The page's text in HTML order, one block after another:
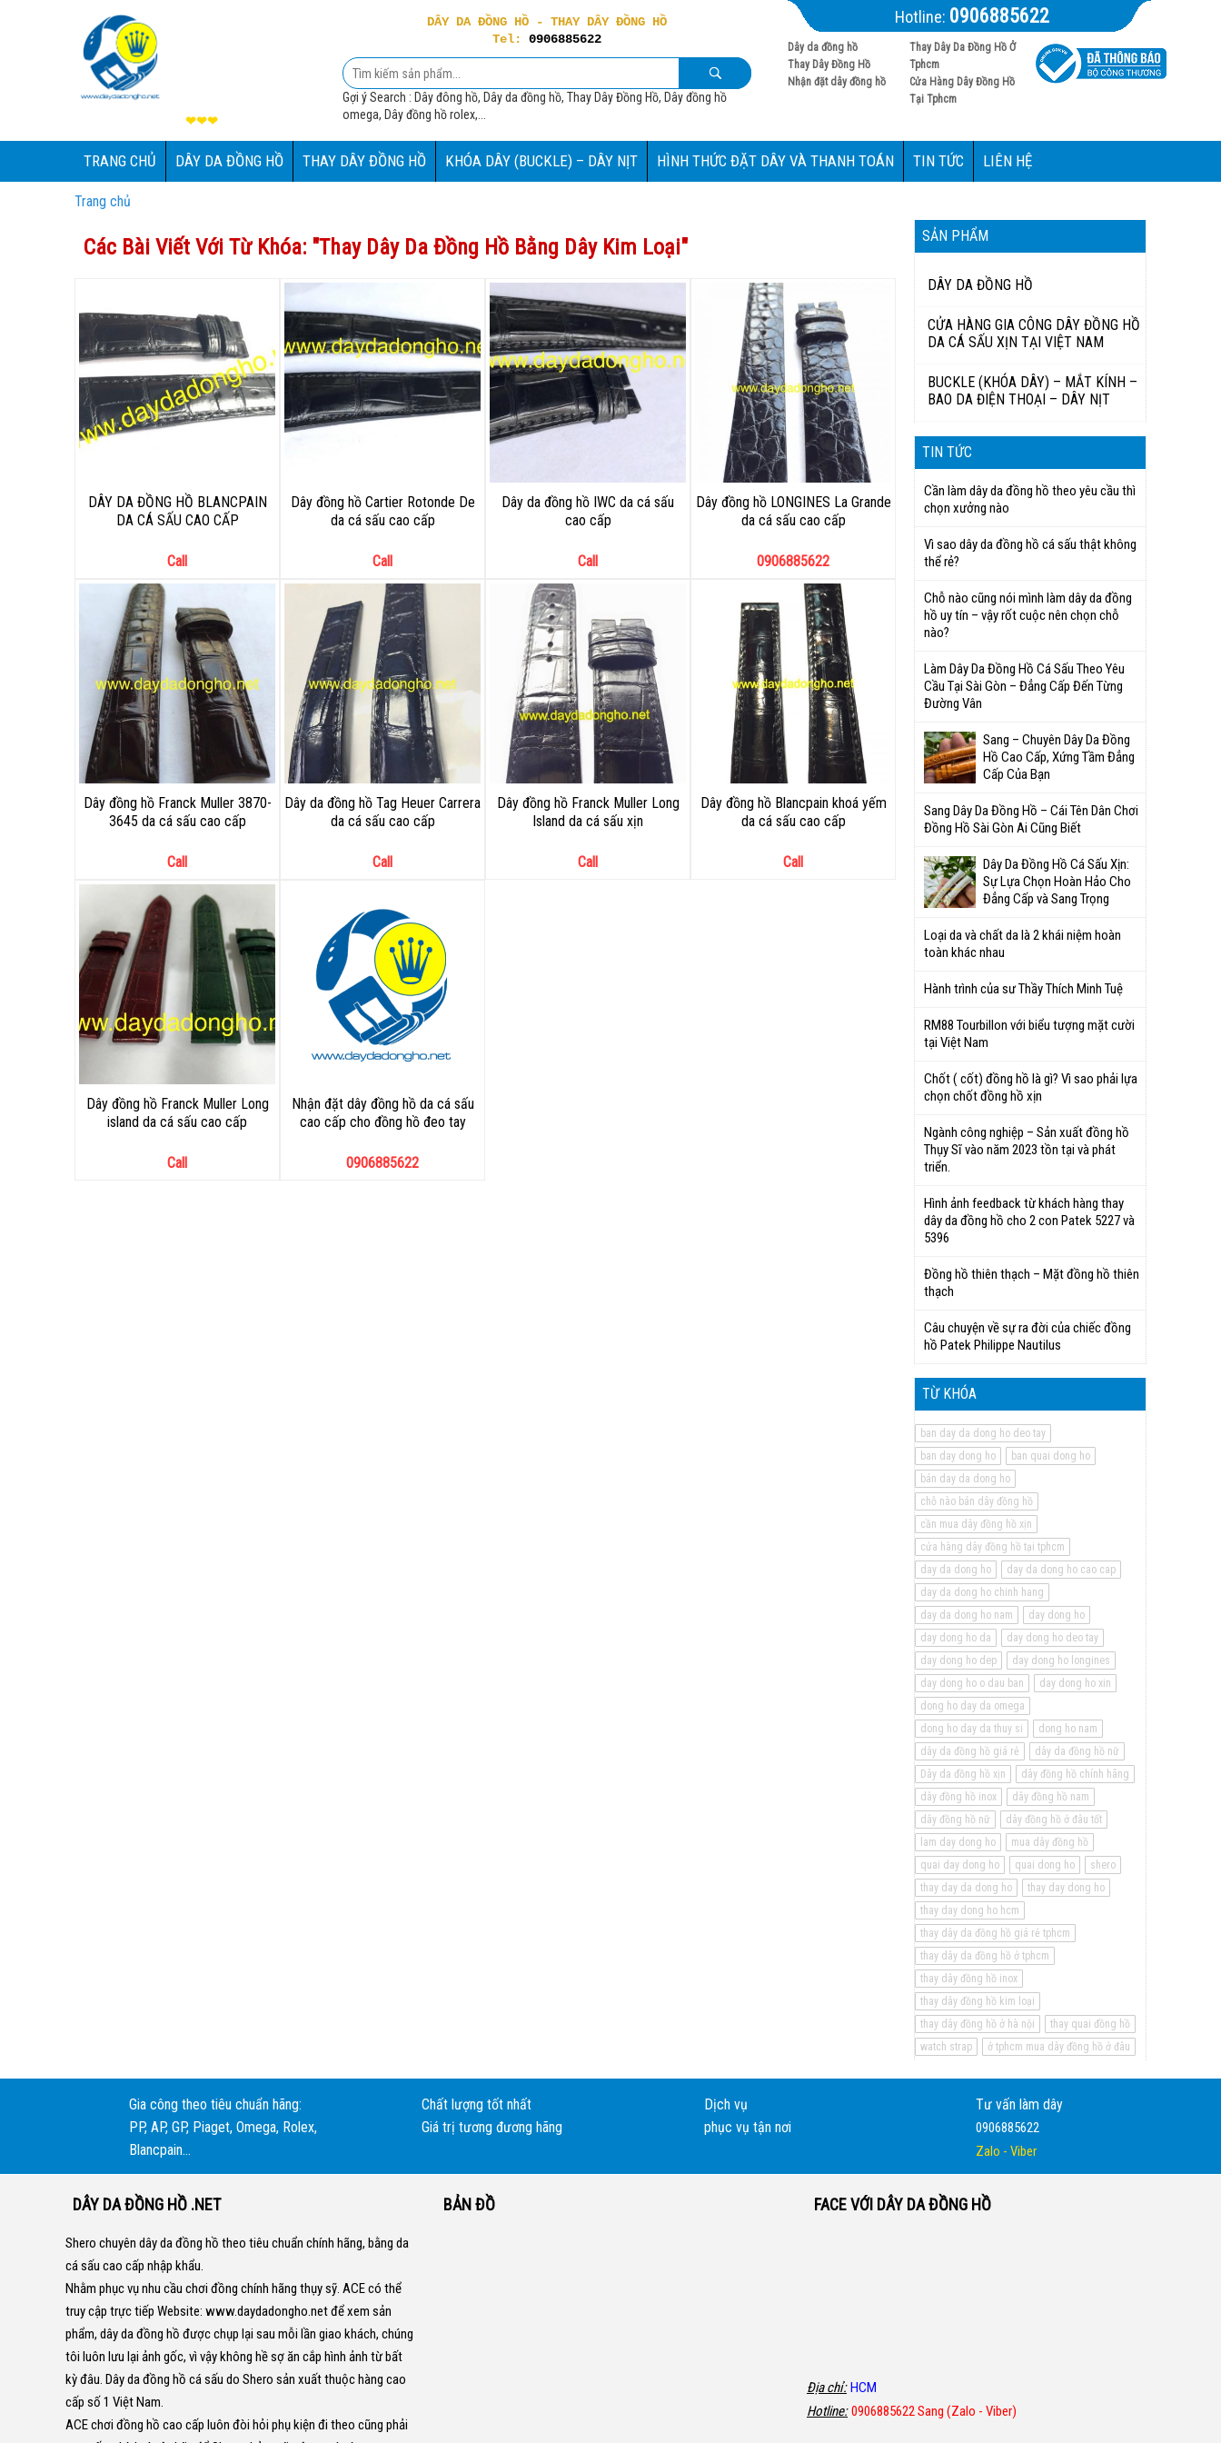
❤❤❤
DÂY DA ĐỒNG HỒ - THAY DÂY ĐỒNG HỒ
Tel: 0906885622
Gợi ý Search : Dây đông hồ, Dây da đồng hồ, Thay Dây Đồng Hồ, Dây đồng hồ
omega, Dây đồng hồ rolex,...
Hotline: 0906885622
Dây da đồng hồ
Thay Dây Đồng Hồ
Nhận đặt dây đồng hồ
Thay Dây Da Đồng Hồ Ở
Tphcm
Cửa Hàng Dây Đồng Hồ
Tại Tphcm
TRANG CHỦ DÂY DA ĐỒNG HỒ THAY DÂY ĐỒNG HỒ KHÓA DÂY (BUCKLE) – DÂY NỊT HÌNH THỨC ĐẶT DÂY VÀ THANH TOÁN TIN TỨC LIÊN HỆ
Trang chủ
Các Bài Viết Với Từ Khóa: "Thay Dây Da Đồng Hồ Bằng Dây Kim Loại"
DÂY DA ĐỒNG HỒ BLANCPAIN
DA CÁ SẤU CAO CẤP
Call
Dây đồng hồ Cartier Rotonde De
da cá sấu cao cấp
Call
Dây da đồng hồ IWC da cá sấu
cao cấp
Call
Dây đồng hồ LONGINES La Grande
da cá sấu cao cấp
0906885622
Dây đồng hồ Franck Muller 3870-
3645 da cá sấu cao cấp
Call
Dây da đồng hồ Tag Heuer Carrera
da cá sấu cao cấp
Call
Dây đồng hồ Franck Muller Long
Island da cá sấu xịn
Call
Dây đồng hồ Blancpain khoá yếm
da cá sấu cao cấp
Call
Dây đồng hồ Franck Muller Long
island da cá sấu cao cấp
Call
Nhận đặt dây đồng hồ da cá sấu
cao cấp cho đồng hồ đeo tay
0906885622
SẢN PHẨM
DÂY DA ĐỒNG HỒ
CỬA HÀNG GIA CÔNG DÂY ĐỒNG HỒ
DA CÁ SẤU XỊN TẠI VIỆT NAM
BUCKLE (KHÓA DÂY) – MẮT KÍNH –
BAO DA ĐIỆN THOẠI – DÂY NỊT
TIN TỨC
Cần làm dây da đồng hồ theo yêu cầu thì
chọn xưởng nào
Vì sao dây da đồng hồ cá sấu thật không
thể rẻ?
Chỗ nào cũng nói mình làm dây da đồng
hồ uy tín – vậy rốt cuộc nên chọn chỗ
nào?
Làm Dây Da Đồng Hồ Cá Sấu Theo Yêu
Cầu Tại Sài Gòn – Đẳng Cấp Đến Từng
Đường Vân
Sang – Chuyên Dây Da Đồng
Hồ Cao Cấp, Xứng Tầm Đẳng
Cấp Của Bạn
Sang Dây Da Đồng Hồ – Cái Tên Dân Chơi
Đồng Hồ Sài Gòn Ai Cũng Biết
Dây Da Đồng Hồ Cá Sấu Xịn:
Sự Lựa Chọn Hoàn Hảo Cho
Đẳng Cấp và Sang Trọng
Loại da và chất da là 2 khái niệm hoàn
toàn khác nhau
Hành trình của sư Thầy Thích Minh Tuệ
RM88 Tourbillon với biểu tượng mặt cười
tại Việt Nam
Chốt ( cốt) đồng hồ là gì? Vì sao phải lựa
chọn chốt đồng hồ xịn
Ngành công nghiệp – Sản xuất đồng hồ
Thụy Sĩ vào năm 2023 tồn tại và phát
triển.
Hình ảnh feedback từ khách hàng thay
dây da đồng hồ cho 2 con Patek 5227 và
5396
Đồng hồ thiên thạch – Mặt đồng hồ thiên
thạch
Câu chuyện về sự ra đời của chiếc đồng
hồ Patek Philippe Nautilus
TỪ KHÓA
ban day da dong ho deo tay
ban day dong ho
ban quai dong ho
bán day da dong ho
chỗ nào bán dây đồng hồ
cần mua dây đồng hồ xịn
cửa hàng dây đồng hồ tại tphcm
day da dong ho
day da dong ho cao cap
day da dong ho chinh hang
day da dong ho nam
day dong ho
day dong ho da
day dong ho deo tay
day dong ho dep
day dong ho longines
day dong ho o dau ban
day dong ho xin
dong ho day da omega
dong ho day da thuy si
dong ho nam
dây da đồng hồ giá rẻ
dây da đồng hồ nữ
Dây da đồng hồ xịn
dây đồng hồ chính hãng
dây đồng hồ inox
dây đồng hồ nam
dây đồng hồ nữ
dây đồng hồ ở đâu tốt
lam day dong ho
mua dây đồng hồ
quai day dong ho
quai dong ho
shero
thay day da dong ho
thay day dong ho
thay day dong ho hcm
thay dây da đồng hồ giá rẻ tphcm
thay dây da đồng hồ ở tphcm
thay dây đồng hồ inox
thay dây đồng hồ kim loại
thay dây đồng hồ ở hà nội
thay quai đồng hồ
watch strap
ở tphcm mua dây đồng hồ ở đâu
Gia công theo tiêu chuẩn hãng:
PP, AP, GP, Piaget, Omega, Rolex,
Blancpain...
Chất lượng tốt nhất
Giá trị tương đương hãng
Dịch vụ
phục vụ tận nơi
Tư vấn làm dây
0906885622
Zalo - Viber
DÂY DA ĐỒNG HỒ .NET
Shero chuyên dây da đồng hồ theo tiêu chuẩn chính hãng, bằng da
cá sấu cao cấp nhập khẩu.
Nhằm phục vụ nhu cầu chơi đồng chính hãng thụy sỹ. ACE có thể
truy cập trực tiếp Website: www.daydadongho.netđể xem sản
phẩm, dây da đồng hồ được chụp lại sau mỗi lần giao khách, chúng
tôi luôn lưu lại ảnh gốc, vì vậy không hề sợ ăn cắp hình ảnh từ bất
kỳ đâu. Dây da đồng hồ cá sấu do Shero sản xuất thuộc hàng cao
cấp số 1 Việt Nam.
ACE chơi đồng hồ cao cấp luôn đòi hỏi phụ kiện đi theo cũng phải
BẢN ĐỒ FACE VỚI DÂY DA ĐỒNG HỒ
Địa chỉ: HCM
Hotline: 0906885622 Sang (Zalo - Viber)